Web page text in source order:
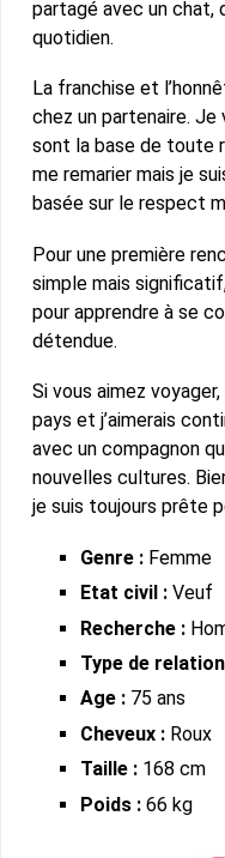
partagé avec un chat,
quotidien.
La franchise et
chez un partenaire. Je
sont la base de toute
me remarier mais je
basée sur le respect
Pour une première
simple mais
pour apprendre à se
détendue.
Si vous aimez
pays et j’aimerais
avec un compagnon
nouvelles cultures.
je suis toujours prête
Genre : Femme
Etat civil : Veuf
Recherche :
Type de
Age : 75 ans
Cheveux : Roux
Taille : 168 cm
Poids : 66 kg